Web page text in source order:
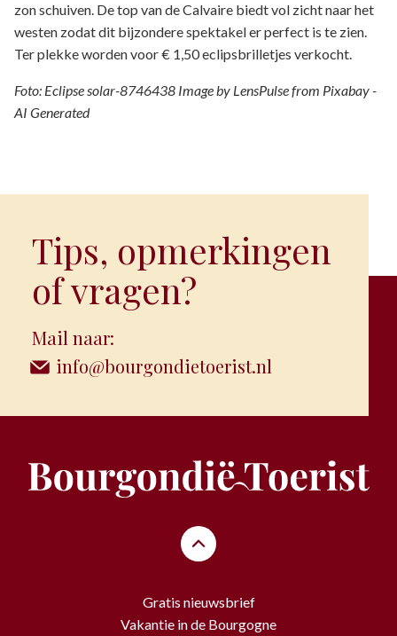
zon schuiven. De top van de Calvaire biedt vol zicht naar het
westen zodat dit bijzondere spektakel er perfect is te zien.
Ter plekke worden voor € 1,50 eclipsbrilletjes verkocht.
Foto: Eclipse solar-8746438 Image by LensPulse from Pixabay -
AI Generated
Tips, opmerkingen
of vragen?
Mail naar:
info@bourgondietoerist.nl
Gratis nieuwsbrief
Vakantie in de Bourgogne